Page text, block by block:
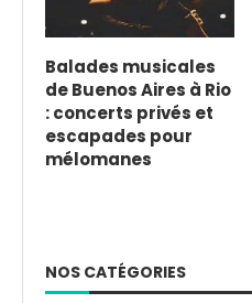
Balades musicales
de Buenos Aires à Rio
: concerts privés et
escapades pour
mélomanes
NOS CATÉGORIES